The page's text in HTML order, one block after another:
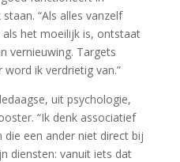
“Als alles vanzelf
als het moeilijk is, ontstaat
vernieuwing. Targets
ik verdrietig van.”
uit psychologie,
“Ik denk associatief
die een ander niet direct bij
diensten: vanuit iets dat